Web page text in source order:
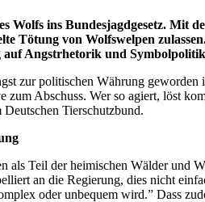
Wolfs ins Bundesjagdgesetz.
Tötung von Wolfswelpen
auf Angstrhetorik und
zur politischen Währung
zum Abschuss. Wer so agiert, löst
Tierschutzbund.
als Teil der heimischen Wälder und
an die Regierung, dies nicht
oder unbequem wird.” Dass